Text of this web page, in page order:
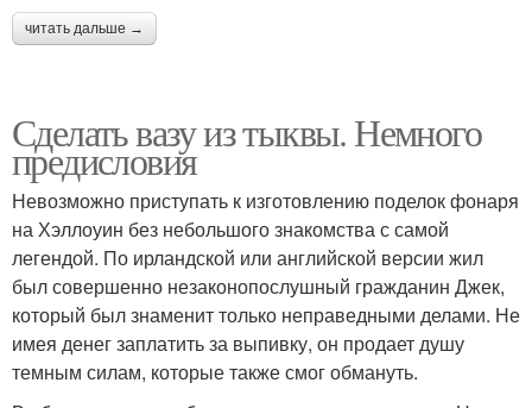
читать дальше →
Сделать вазу из тыквы. Немного
предисловия
Невозможно приступать к изготовлению поделок фонаря
на Хэллоуин без небольшого знакомства с самой
легендой. По ирландской или английской версии жил
был совершенно незаконопослушный гражданин Джек,
который был знаменит только неправедными делами. Не
имея денег заплатить за выпивку, он продает душу
темным силам, которые также смог обмануть.